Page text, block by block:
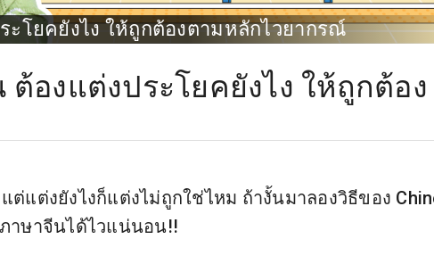
ะโยคยังไง ให้ถูกต้องตามหลักไวยากรณ์
ต้องแต่งประโยคยังไง ให้ถูกต้อง
ต่แต่งยังไงก็แต่งไม่ถูกใช่ไหม ถ้างั้นมาลองวิธีของ
าษาจีนได้ไวแน่นอน!!